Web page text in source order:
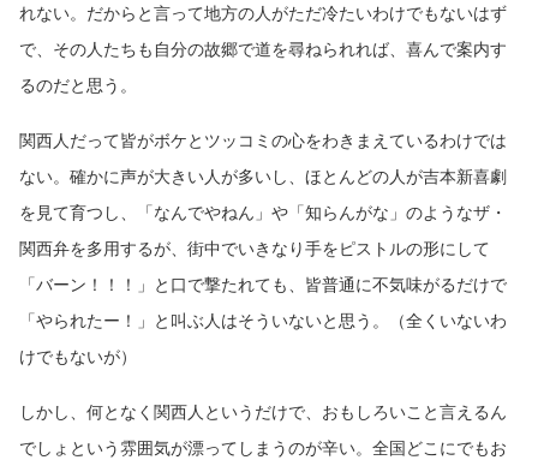
れない。だからと言って地方の人がただ冷たいわけでもないはず
で、その人たちも自分の故郷で道を尋ねられれば、喜んで案内す
るのだと思う。
関西人だって皆がボケとツッコミの心をわきまえているわけでは
ない。確かに声が大きい人が多いし、ほとんどの人が吉本新喜劇
を見て育つし、「なんでやねん」や「知らんがな」のようなザ・
関西弁を多用するが、街中でいきなり手をピストルの形にして
「バーン！！！」と口で撃たれても、皆普通に不気味がるだけで
「やられたー！」と叫ぶ人はそういないと思う。（全くいないわ
けでもないが）
しかし、何となく関西人というだけで、おもしろいこと言えるん
でしょという雰囲気が漂ってしまうのが辛い。全国どこにでもお